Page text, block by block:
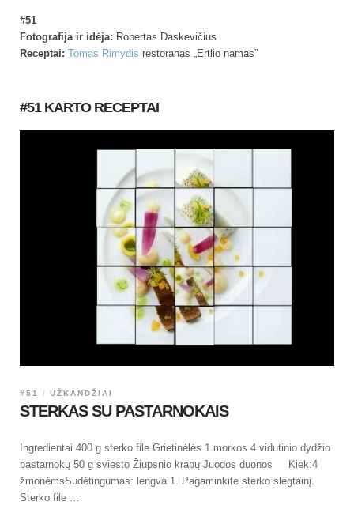
#51
Fotografija ir idėja: Robertas Daskevičius
Receptai: Tomas Rimydis restoranas „Ertlio namas”
#51 KARTO RECEPTAI
#51 UŽKANDŽIAI
STERKAS SU PASTARNOKAIS
Ingredientai 400 g sterko file Grietinėlės 1 morkos 4 vidutinio dydžio
pastarnokų 50 g sviesto Žiupsnio krapų Juodos duonos Kiek:4
žmonėmsSudėtingumas: lengva 1. Pagaminkite sterko slėgtainį.
Sterko file …